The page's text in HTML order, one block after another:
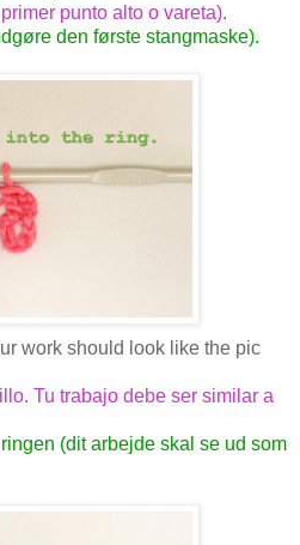
punto alto o vareta).
den første stangmaske).
work should look like the pic
Tu trabajo debe ser similar a
(dit arbejde skal se ud som